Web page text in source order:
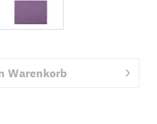
Warenkorb